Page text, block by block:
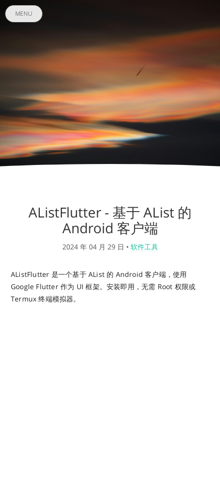
MENU
AListFlutter - 基于 AList 的
Android 客户端
2024 年 04 月 29 日 • 软件工具
AListFlutter 是一个基于 AList 的 Android 客户端，使用
Google Flutter 作为 UI 框架。安装即用，无需 Root 权限或
Termux 终端模拟器。